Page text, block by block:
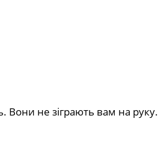
Вони не зіграють вам на руку.